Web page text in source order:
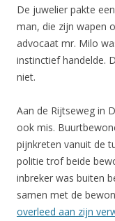
De juwelier pakte
man, die zijn wapen
advocaat mr. Milo
instinctief handelde.
niet.
Aan de Rijtseweg in
ook mis.
pijnkreten vanuit de
politie trof beide
inbreker was buiten
samen met de
overleed aan zijn